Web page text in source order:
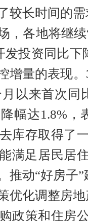
较长时间的
，各地将继
投资同比下
增量的表现
以来首次
幅达1.8%
库存取得了
满足居民居
推动“好房子
优化调整房
政策和住房